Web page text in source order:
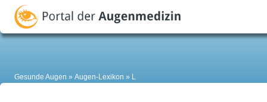
Gesunde Augen Augen-Lexikon L